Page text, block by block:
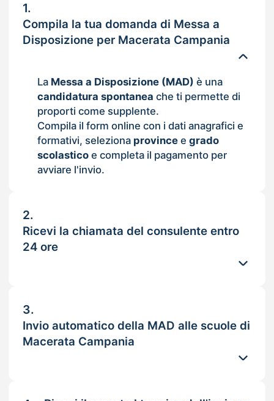
1.
Compila la tua domanda di Messa a
Disposizione per Macerata Campania
La Messa a Disposizione (MAD) è una
candidatura spontanea che ti permette di
proporti come supplente.
Compila il form online con i dati anagrafici e
formativi, seleziona provincee grado
scolasticoe completa il pagamento per
avviare l'invio.
2.
Ricevi la chiamata del consulente entro
24 ore
3.
Invio automatico della MAD alle scuole di
Macerata Campania